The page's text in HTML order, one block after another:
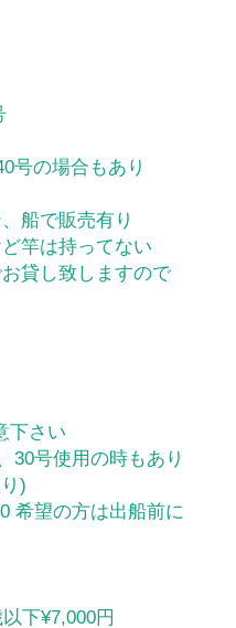
号の場合もあり
船で販売有り
竿は持ってない
貸し致しますので
下さい
30号使用の時もあり
)
希望の方は出船前に
下¥7,000円